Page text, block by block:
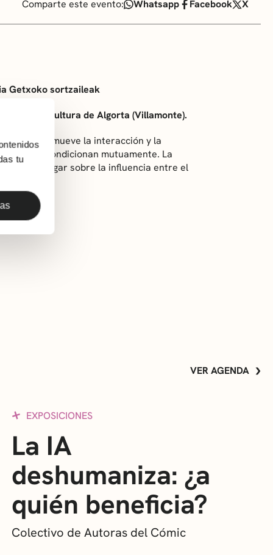
tu
Comparte este evento: Whatsapp Facebook X
Getxoko sortzaileak
Aula de Cultura de Algorta (Villamonte).
que promueve la interacción y la
y condicionan mutuamente. La
de investigar sobre la influencia entre el
VER AGENDA
EXPOSICIONES
La IA
deshumaniza: ¿a
quién beneficia?
Colectivo de Autoras del Cómic